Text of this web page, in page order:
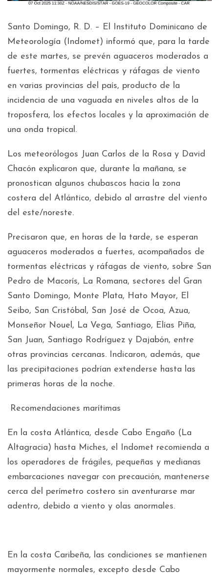
Santo Domingo, R. D. – El Instituto Dominicano de
Meteorología (Indomet) informó que, para la tarde
de este martes, se prevén aguaceros moderados a
fuertes, tormentas eléctricas y ráfagas de viento
en varias provincias del país, producto de la
incidencia de una vaguada en niveles altos de la
troposfera, los efectos locales y la aproximación de
una onda tropical.
Los meteorólogos Juan Carlos de la Rosa y David
Chacón explicaron que, durante la mañana, se
pronostican algunos chubascos hacia la zona
costera del Atlántico, debido al arrastre del viento
del este/noreste.
Precisaron que, en horas de la tarde, se esperan
aguaceros moderados a fuertes, acompañados de
tormentas eléctricas y ráfagas de viento, sobre San
Pedro de Macorís, La Romana, sectores del Gran
Santo Domingo, Monte Plata, Hato Mayor, El
Seibo, San Cristóbal, San José de Ocoa, Azua,
Monseñor Nouel, La Vega, Santiago, Elías Piña,
San Juan, Santiago Rodríguez y Dajabón, entre
otras provincias cercanas. Indicaron, además, que
las precipitaciones podrían extenderse hasta las
primeras horas de la noche.
Recomendaciones marítimas
En la costa Atlántica, desde Cabo Engaño (La
Altagracia) hasta Miches, el Indomet recomienda a
los operadores de frágiles, pequeñas y medianas
embarcaciones navegar con precaución, mantenerse
cerca del perímetro costero sin aventurarse mar
adentro, debido a viento y olas anormales.
En la costa Caribeña, las condiciones se mantienen
mayormente normales, excepto desde Cabo